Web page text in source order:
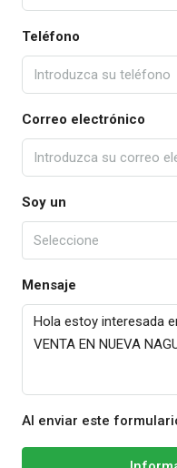
Teléfono
Correo electrónico
Soy un
Seleccione
Mensaje
Al enviar este